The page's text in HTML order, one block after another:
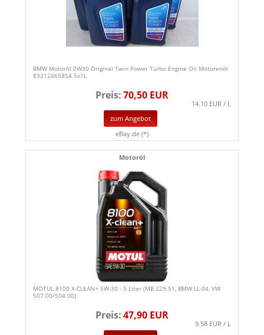
BMW Motoröl 0W30 Original Twin Power Turbo Engine Oil Motorenöl
83212465854 5x1L
Preis:70,50 EUR
14.10 EUR / L
zum Angebot
eBay.de (*)
Motoröl
MOTUL 8100 X-CLEAN+ 5W-30 - 5 Liter (MB 229.51, BMW LL-04, VW
507.00/504.00)
Preis:47,90 EUR
9.58 EUR / L